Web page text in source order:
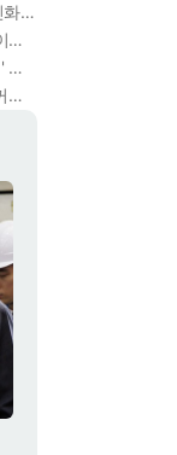
영화 '오디세이'에 난데없는 정치논쟁 : 그리스신화 공간에서 '트럼프 전쟁의 참혹함'이 보인다
이재명 사관학교 통합 반대를 직격했다, "세 번이나 군사 쿠데타 했는데 압도적 지위"
경기지사 추미애, 경기도 재정난 두고 '복지정책' 탓하는 시선에 정면 반박 : "고령자와 아이 인구 급증"
민주당 친석계, 전당대회 진행 중 '보완투표권' 꺼냈다 : '사후 투표 허용' 무리수에 정청래 "투표 쿠데타"